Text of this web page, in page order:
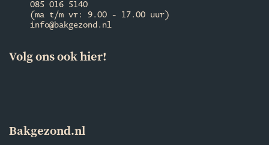
085 016 5140
(ma t/m vr: 9.00 - 17.00 uur)
info@bakgezond.nl
Volg ons ook hier!
Bakgezond.nl